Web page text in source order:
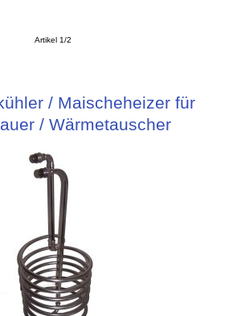
Artikel 1/2
/ Maischeheizer für
/ Wärmetauscher